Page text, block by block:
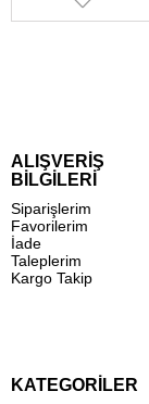
ALIŞVERİŞ
BİLGİLERİ
Siparişlerim
Favorilerim
İade
Taleplerim
Kargo Takip
KATEGORİLER